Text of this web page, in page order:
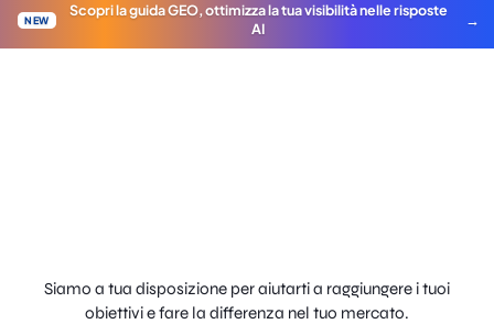
NEW
Scopri la guida GEO, ottimizza la tua visibilità nelle risposte
AI
Siamo a tua disposizione per aiutarti a raggiungere i tuoi
obiettivi e fare la differenza nel tuo mercato.